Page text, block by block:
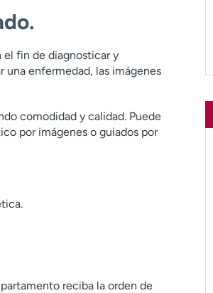
el fin de diagnosticar y
una enfermedad, las imágenes
comodidad y calidad. Puede
por imágenes o guiados por
reciba la orden de